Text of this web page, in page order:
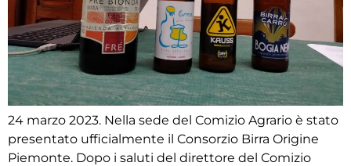
24 marzo 2023. Nella sede del Comizio Agrario è stato
presentato ufficialmente il Consorzio Birra Origine
Piemonte. Dopo i saluti del direttore del Comizio